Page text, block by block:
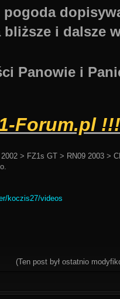
pogoda
i dalsze
Panowie i
Forum.pl !!!
> FZ1s GT > RN09 2003 >
koczis27/videos
(Ten post był ostatnio